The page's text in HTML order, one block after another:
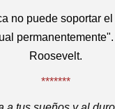
no puede soportar
Roosevelt.
*******